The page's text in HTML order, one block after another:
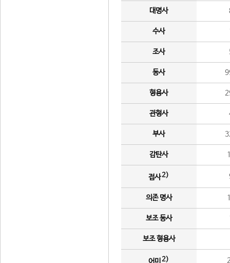
대명사
수사
조사
동사
형용사
관형사
부사
감탄사
접사2)
의존 명사
보조 동사
보조 형용사
2)